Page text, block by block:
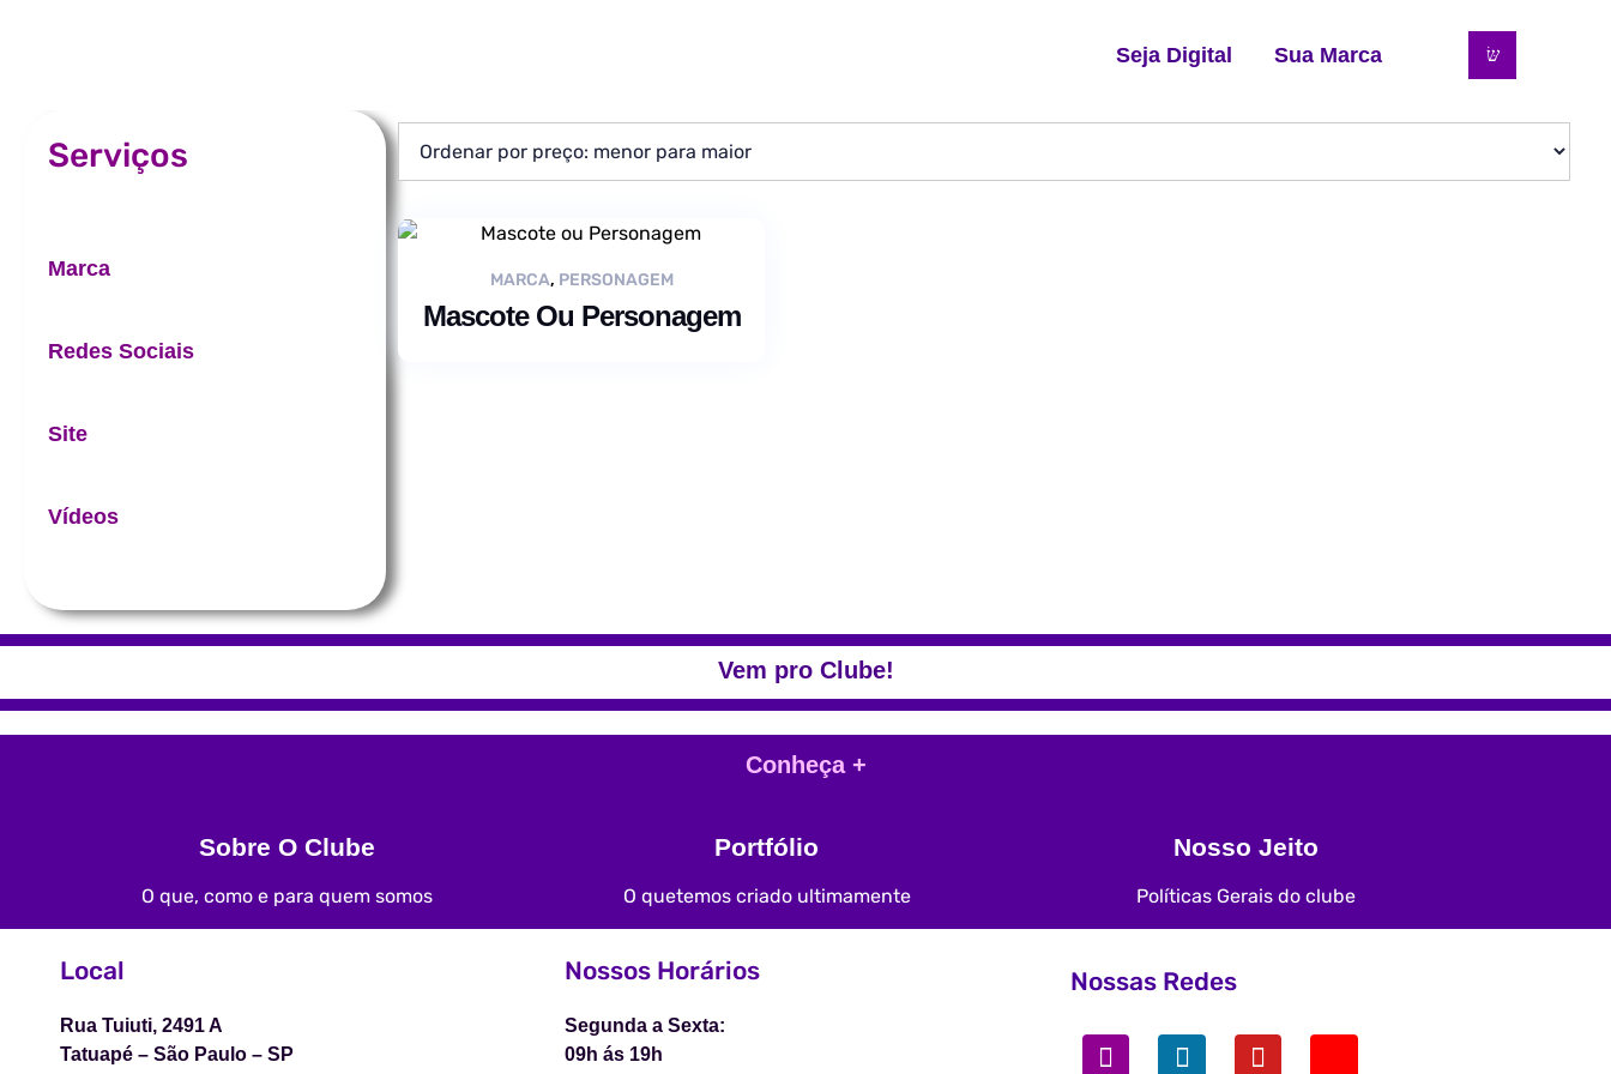
Seja Digital Sua Marca
Serviços
Marca
Redes Sociais
Site
Vídeos
MARCA, PERSONAGEM
Mascote Ou Personagem
Vem pro Clube!
Conheça +
Sobre O Clube
O que, como e para quem somos
Portfólio
O quetemos criado ultimamente
Nosso Jeito
Políticas Gerais do clube
Local
Rua Tuiuti, 2491 A
Tatuapé – São Paulo – SP
Nossos Horários
Segunda a Sexta:
09h ás 19h
Nossas Redes